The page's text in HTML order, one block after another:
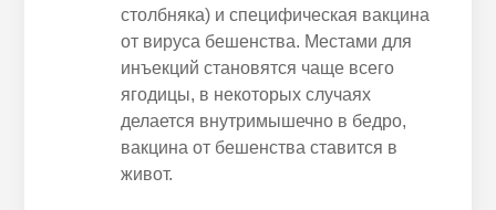
столбняка) и специфическая вакцина
от вируса бешенства. Местами для
инъекций становятся чаще всего
ягодицы, в некоторых случаях
делается внутримышечно в бедро,
вакцина от бешенства ставится в
живот.